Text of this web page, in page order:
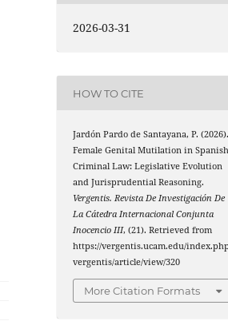
2026-03-31
HOW TO CITE
Jardón Pardo de Santayana, P.
Female Genital Mutilation in
Criminal Law: Legislative Evolution
and Jurisprudential Reasoning.
Vergentis. Revista De Investigación De
La Cátedra Internacional Conjunta
Inocencio III, (21). Retrieved from
https://vergentis.ucam.edu/
vergentis/article/view/320
More Citation Formats